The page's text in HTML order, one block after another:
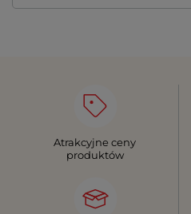
Atrakcyjne ceny
produktów